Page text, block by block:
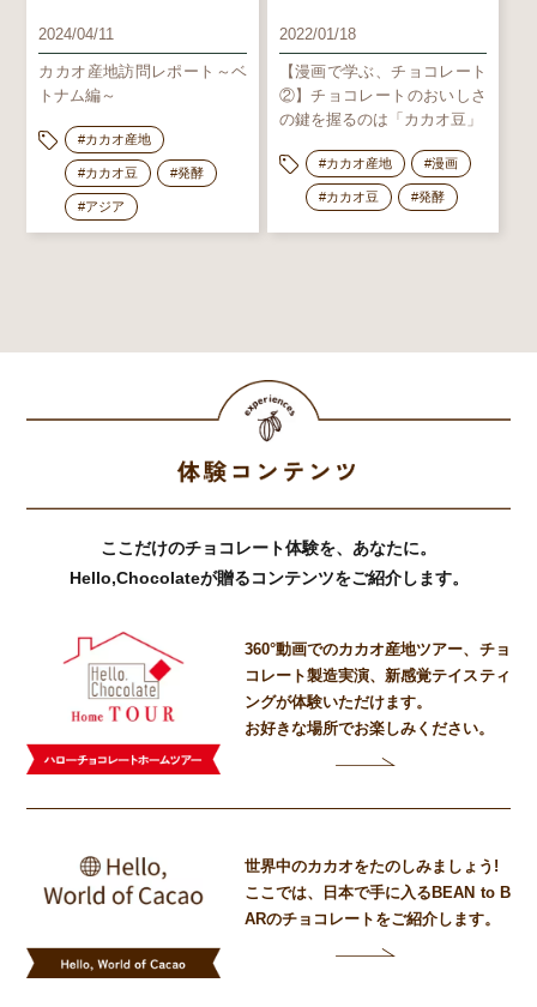
2024/04/11
カカオ産地訪問レポート～ベ
トナム編～
#カカオ産地
#カカオ豆 #発酵
#アジア
2022/01/18
【漫画で学ぶ、チョコレート
②】チョコレートのおいしさ
の鍵を握るのは「カカオ豆」
#カカオ産地 #漫画
#カカオ豆 #発酵
ここだけのチョコレート体験を、あなたに。
Hello,Chocolateが贈るコンテンツをご紹介します。
360°動画でのカカオ産地ツアー、 チョ
コレート製造実演、新感覚テイスティ
ングが体験いただけます。
お好きな場所でお楽しみください。
世界中のカカオをたのしみましょう!
ここでは、日本で手に入るBEAN to B
ARのチョコレートをご紹介します。